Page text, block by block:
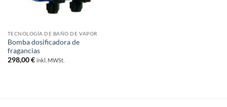
TECNOLOGÍA DE BAÑO DE VAPOR
Bomba dosificadora de
fragancias
298,00€ inkl. MWSt.